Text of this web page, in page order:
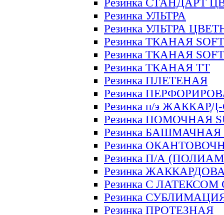
Резинка СТАНДАРТ
Резинка УЛЬТРА
Резинка УЛЬТРА
Резинка ТКАНАЯ SOFT
Резинка ТКАНАЯ
Резинка ТКАНАЯ ТТ
Резинка ПЛЕТЕНАЯ
Резинка
Резинка п/э
Резинка ПОМОЧНАЯ
Резинка БАШМАЧНАЯ
Резинка
Резинка П/А
Резинка
Резинка С ЛАТЕКСОМ
Резинка
Резинка ПРОТЕЗНАЯ